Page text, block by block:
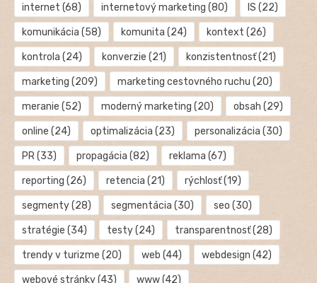
internet (68) internetový marketing (80) IS (22)
komunikácia (58) komunita (24) kontext (26)
kontrola (24) konverzie (21) konzistentnosť(21)
marketing (209) marketing cestovného ruchu (20)
meranie (52) moderný marketing (20) obsah (29)
online (24) optimalizácia (23) personalizácia (30)
PR(33) propagácia (82) reklama (67)
reporting (26) retencia (21) rýchlosť(19)
segmenty(28) segmentácia (30) seo (30)
stratégie (34) testy(24) transparentnosť(28)
trendy v turizme (20) web (44) webdesign (42)
webové stránky(43) www(42)